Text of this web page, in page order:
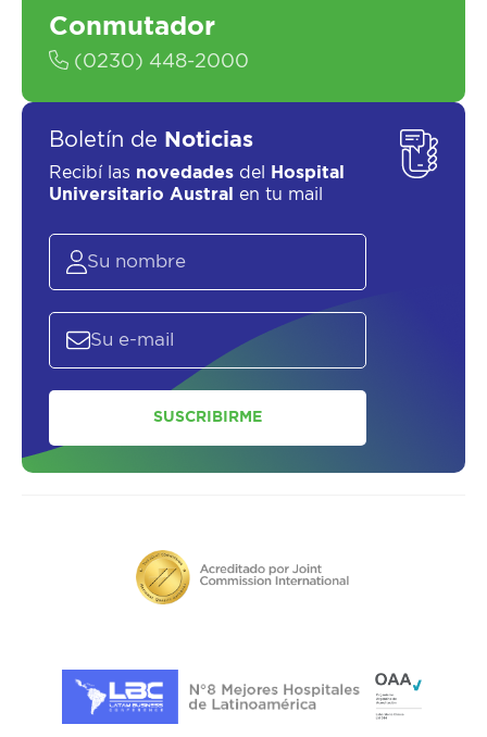
SOLICITAR UN ASESOR
Conmutador
(0230) 448-2000
Boletín de Noticias
Recibí las novedades del
Hospital
Universitario Austral
en tu mail
SUSCRIBIRME